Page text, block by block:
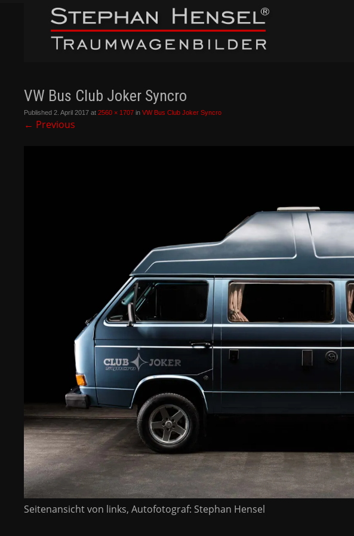
VW Bus Club Joker Syncro
Published2. April 2017 at2560 × 1707 inVW Bus Club Joker Syncro
← Previous
Seitenansicht von links, Autofotograf: Stephan Hensel